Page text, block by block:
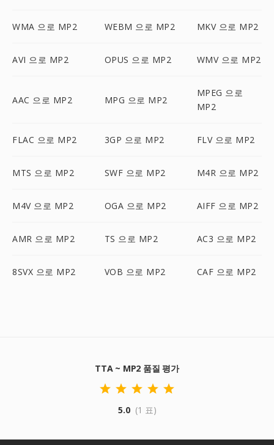
WMA 으로 MP2 WEBM 으로 MP2 MKV 으로 MP2
AVI 으로 MP2 OPUS 으로 MP2 WMV 으로 MP2
AAC 으로 MP2 MPG 으로 MP2
MPEG 으로
MP2
FLAC 으로 MP2 3GP 으로 MP2 FLV 으로 MP2
MTS 으로 MP2 SWF 으로 MP2 M4R 으로 MP2
M4V 으로 MP2 OGA 으로 MP2 AIFF 으로 MP2
AMR 으로 MP2 TS 으로 MP2 AC3 으로 MP2
8SVX 으로 MP2 VOB 으로 MP2 CAF 으로 MP2
TTA ~ MP2 품질 평가
5.0 (1 표)